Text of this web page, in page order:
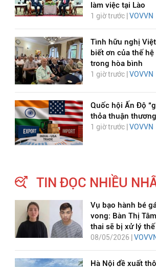
làm việc tại Lào
1 giờ trước | VOVVN
Tình hữu nghị
biết ơn của thế hệ
trong hòa bình
1 giờ trước | VOVVN
Quốc hội Ấn Độ
thỏa thuận
1 giờ trước | VOVVN
TIN ĐỌC NHIỀU
Vụ bạo hành bé
vong: Bàn Thị
thai sẽ bị xử lý thế
08/05/2026 |
Hà Nội đề xuất